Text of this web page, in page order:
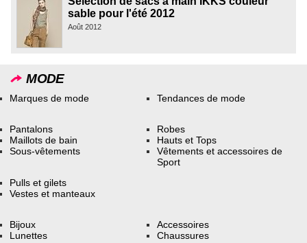
sable pour l'été 2012
Août 2012
MODE
Marques de mode Tendances de mode
Pantalons
Maillots de bain
Sous-vêtements
Robes
Hauts et Tops
Vêtements et accessoires de
Sport
Pulls et gilets
Vestes et manteaux
Bijoux
Lunettes
Accessoires
Chaussures